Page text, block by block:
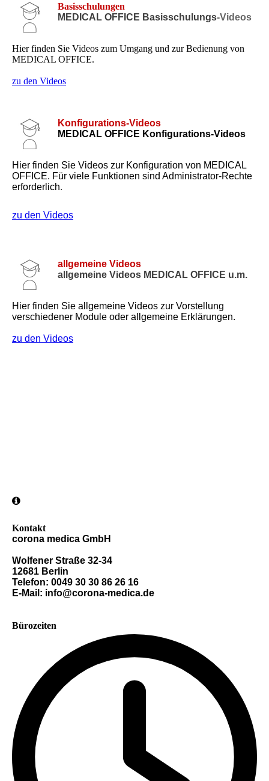
Basisschulungen
MEDICAL OFFICE Basisschulungs-Videos
Hier finden Sie Videos zum Umgang und zur Bedienung von
MEDICAL OFFICE.
zu den Videos
Konfigurations-Videos
MEDICAL OFFICE Konfigurations-Videos
Hier finden Sie Videos zur Konfiguration von MEDICAL
OFFICE. Für viele Funktionen sind Administrator-Rechte
erforderlich.
zu den Videos
allgemeine Videos
allgemeine Videos MEDICAL OFFICE u.m.
Hier finden Sie allgemeine Videos zur Vorstellung
verschiedener Module oder allgemeine Erklärungen.
zu den Videos
Kontakt
corona medica GmbH
Wolfener Straße 32-34
12681 Berlin
Telefon: 0049 30 30 86 26 16
E-Mail: info@corona-medica.de
Bürozeiten